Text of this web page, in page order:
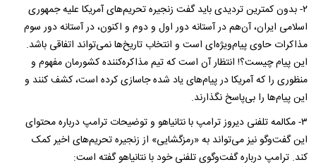
۲- بدون کمترین تردیدی باید گفت زنجیره تحریم‌های آمریکا علیه جمهوری
اسلامی ایران، آن‌هم در آستانه دور اول و دوم و اکنون، در آستانه دور سوم
مذاکرات حاوی پیام‌ویژه‌ای است و انتخاب تاریخ‌ها نمی‌تواند اتفاقی باشد.
این پیام چیست؟! انتظار آن است که تیم مذاکره‌کننده کشورمان مفهوم و
منظوری را که آمریکا در پیام‌های یاد شده جاسازی کرده است، کشف کنند و
این پیام‌ها را بی‌پاسخ نگذارند.
۳- مکالمه تلفنی دیروز ترامپ با نتانیاهو و توضیحات ترامپ درباره محتوای
این گفت‌و‌گو نیز می‌تواند به «رمزگشایی‌» از زنجیره تحریم‌های اخیر کمک
کند. ترامپ در‌باره گفت‌و‌گوی تلفنی خود با نتانیاهو گفته است: